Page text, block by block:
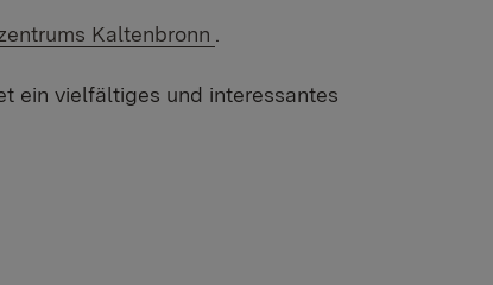
Link: Kaltenbronn
ein vielfältiges und interessantes